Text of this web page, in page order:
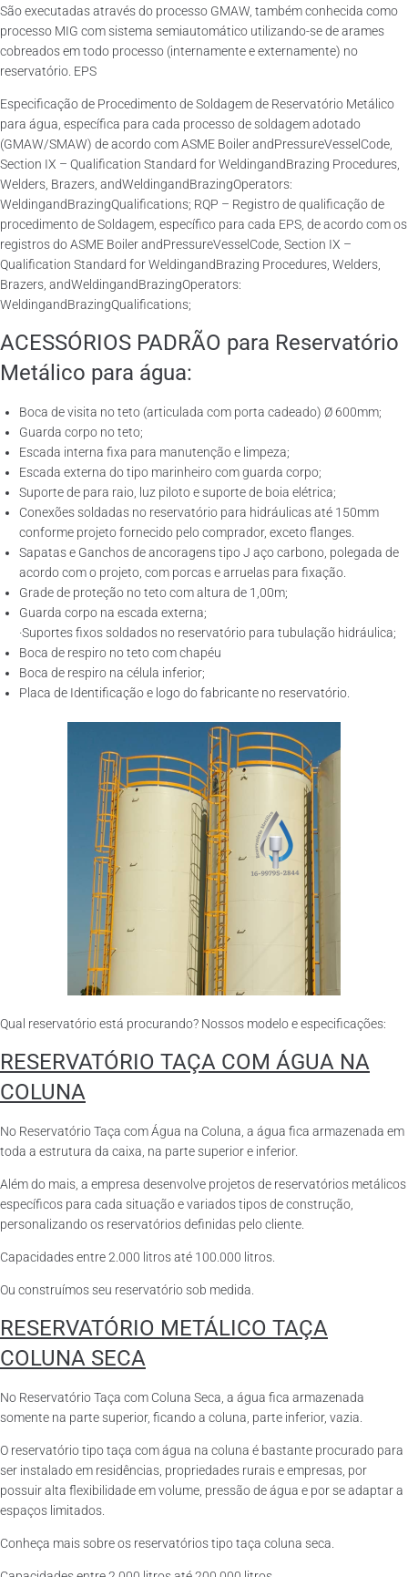
São executadas através do processo GMAW, também conhecida como
processo MIG com sistema semiautomático utilizando-se de arames
cobreados em todo processo (internamente e externamente) no
reservatório. EPS
Especificação de Procedimento de Soldagem de Reservatório Metálico
para água, específica para cada processo de soldagem adotado
(GMAW/SMAW) de acordo com ASME Boiler andPressureVesselCode,
Section IX – Qualification Standard for WeldingandBrazing Procedures,
Welders, Brazers, andWeldingandBrazingOperators:
WeldingandBrazingQualifications; RQP – Registro de qualificação de
procedimento de Soldagem, específico para cada EPS, de acordo com os
registros do ASME Boiler andPressureVesselCode, Section IX –
Qualification Standard for WeldingandBrazing Procedures, Welders,
Brazers, andWeldingandBrazingOperators:
WeldingandBrazingQualifications;
ACESSÓRIOS PADRÃO para Reservatório
Metálico para água:
Boca de visita no teto (articulada com porta cadeado) Ø 600mm;
Guarda corpo no teto;
Escada interna fixa para manutenção e limpeza;
Escada externa do tipo marinheiro com guarda corpo;
Suporte de para raio, luz piloto e suporte de boia elétrica;
Conexões soldadas no reservatório para hidráulicas até 150mm
conforme projeto fornecido pelo comprador, exceto flanges.
Sapatas e Ganchos de ancoragens tipo J aço carbono, polegada de
acordo com o projeto, com porcas e arruelas para fixação.
Grade de proteção no teto com altura de 1,00m;
Guarda corpo na escada externa;
·Suportes fixos soldados no reservatório para tubulação hidráulica;
Boca de respiro no teto com chapéu
Boca de respiro na célula inferior;
Placa de Identificação e logo do fabricante no reservatório.
Qual reservatório está procurando? Nossos modelo e especificações:
RESERVATÓRIO TAÇA COM ÁGUA NA
COLUNA
No Reservatório Taça com Água na Coluna, a água fica armazenada em
toda a estrutura da caixa, na parte superior e inferior.
Além do mais, a empresa desenvolve projetos de reservatórios metálicos
específicos para cada situação e variados tipos de construção,
personalizando os reservatórios definidas pelo cliente.
Capacidades entre 2.000 litros até 100.000 litros.
Ou construímos seu reservatório sob medida.
RESERVATÓRIO METÁLICO TAÇA
COLUNA SECA
No Reservatório Taça com Coluna Seca, a água fica armazenada
somente na parte superior, ficando a coluna, parte inferior, vazia.
O reservatório tipo taça com água na coluna é bastante procurado para
ser instalado em residências, propriedades rurais e empresas, por
possuir alta flexibilidade em volume, pressão de água e por se adaptar a
espaços limitados.
Conheça mais sobre os reservatórios tipo taça coluna seca.